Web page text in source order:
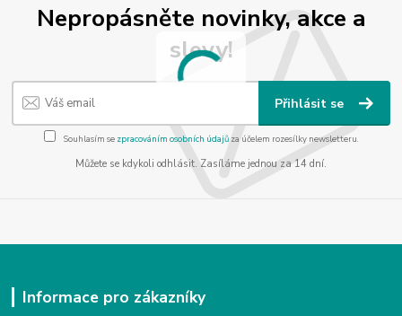
Nepropásněte novinky, akce a
slevy!
Přihlásit se
Souhlasím se zpracováním osobních údajůza účelem rozesílky newsletteru.
Můžete se kdykoli odhlásit. Zasíláme jednou za 14 dní.
Informace pro zákazníky